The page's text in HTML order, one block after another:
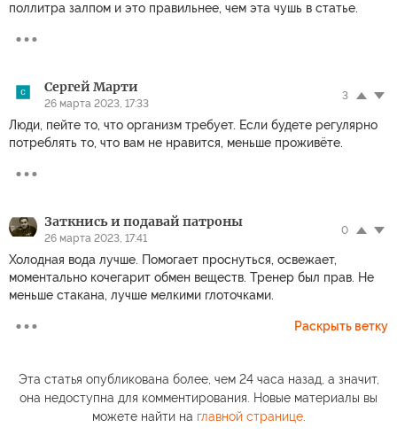
поллитра залпом и это правильнее, чем эта чушь в статье.
Сергей Марти
26 марта 2023, 17:33
3
Люди, пейте то, что организм требует. Если будете регулярно
потреблять то, что вам не нравится, меньше проживёте.
Заткнись и подавай патроны
26 марта 2023, 17:41
0
Холодная вода лучше. Помогает проснуться, освежает,
моментально кочегарит обмен веществ. Тренер был прав. Не
меньше стакана, лучше мелкими глоточками.
Раскрыть ветку
Эта статья опубликована более, чем 24 часа назад, а значит,
она недоступна для комментирования. Новые материалы вы
можете найти на главной странице.